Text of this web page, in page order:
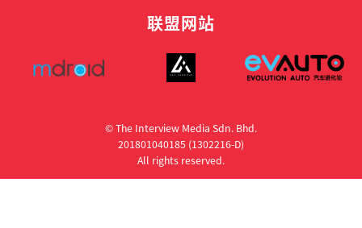
联盟网站
© The Interview Media Sdn. Bhd.
201801040185 (1302216­-D)
All rights reserved.